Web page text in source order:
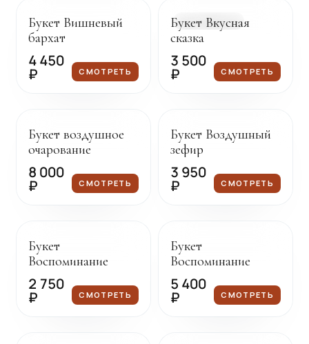
Букет Вишневый
бархат
4 450
₽ СМОТРЕТЬ
В НАЛИЧИИ
Букет Вкусная
сказка
3 500
₽ СМОТРЕТЬ
Букет воздушное
очарование
8 000
₽ СМОТРЕТЬ
Букет Воздушный
зефир
3 950
₽ СМОТРЕТЬ
Букет
Воспоминание
2 750
₽ СМОТРЕТЬ
Букет
Воспоминание
5 400
₽ СМОТРЕТЬ